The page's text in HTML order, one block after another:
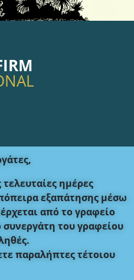
ημέρες
εξαπάτησης μέσω
από το γραφείο
του γραφείου
παραλήπτες τέτοιου